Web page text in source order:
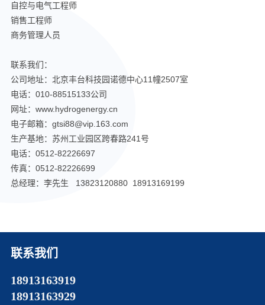
自控与电气工程师
销售工程师
商务管理人员
联系我们：
公司地址：北京丰台科技园诺德中心11幢2507室
电话：010-88515133公司
网址：www.hydrogenergy.cn
电子邮箱：gtsi88@vip.163.com
生产基地：苏州工业园区跨春路241号
电话：0512-82226697
传真：0512-82226699
总经理：李先生 13823120880 18913169199
联系我们
18913163919
18913163929